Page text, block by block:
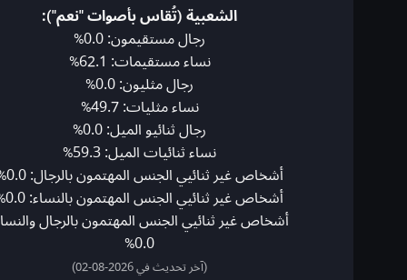
الشعبية (تُقاس بأصوات "نعم"):
رجال مستقيمون: 0.0%
نساء مستقيمات: 62.1%
رجال مثليون: 0.0%
نساء مثليات: 49.7%
رجال ثنائيو الميل: 0.0%
نساء ثنائيات الميل: 59.3%
أشخاص غير ثنائيي الجنس المهتمون بالرجال: 0.0%
أشخاص غير ثنائيي الجنس المهتمون بالنساء: 0.0%
أشخاص غير ثنائيي الجنس المهتمون بالرجال
0.0%
(آخر تحديث في 2026-08-02)